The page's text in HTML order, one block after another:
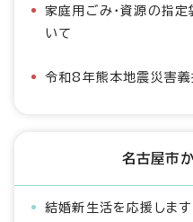
家庭用ごみ・資源の指
いて
令和8年熊本地震災害義
名古屋市
結婚新生活を応援しま